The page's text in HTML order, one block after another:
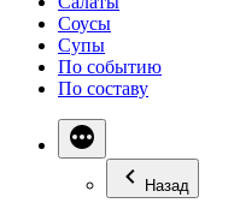
Соусы
Супы
По событию
По составу
Назад